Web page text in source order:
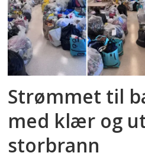
Strømmet til
med klær og
storbrann